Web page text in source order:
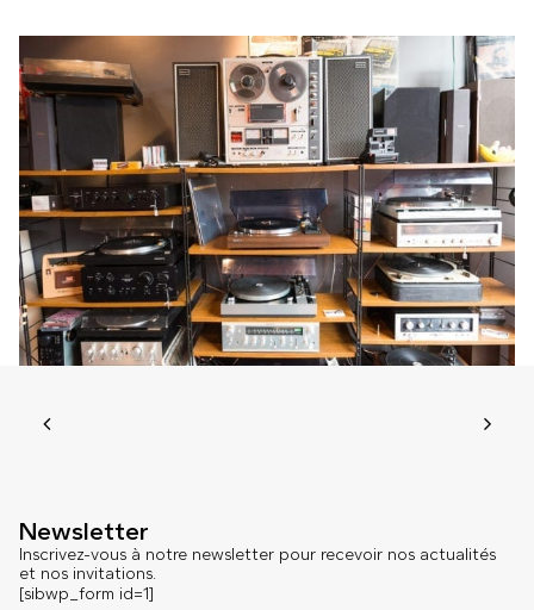
Newsletter
Inscrivez-vous à notre newsletter pour recevoir nos actualités
et nos invitations.
[sibwp_form id=1]